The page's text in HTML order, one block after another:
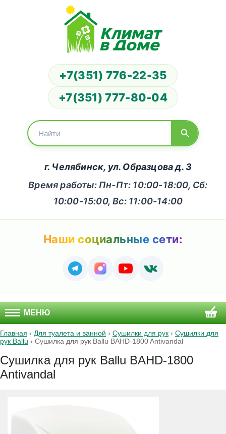
+7(351) 776-22-35
+7(351) 777-80-04
г. Челябинск, ул. Образцова д. 3
Время работы: Пн-Пт: 10:00-18:00, Сб:
10:00-15:00, Вс: 11:00-14:00
Наши социальные сети:
МЕНЮ
Главная › Для туалета и ванной › Сушилки для рук › Сушилки для
рук Ballu › Сушилка для рук Ballu BAHD-1800 Antivandal
Сушилка для рук Ballu BAHD-1800
Antivandal